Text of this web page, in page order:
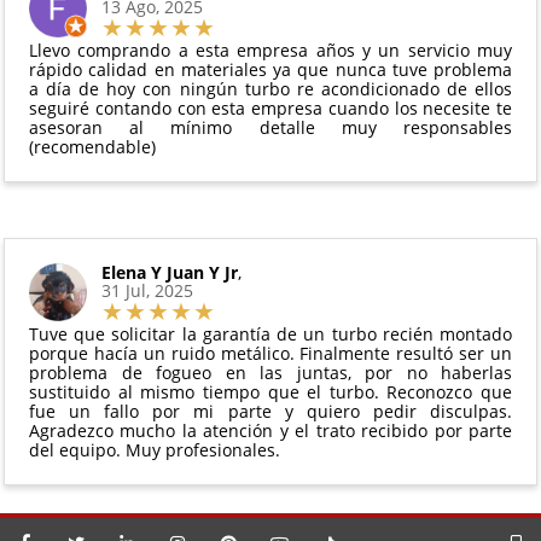
vigente. Consulta nuestras
para más información.
manipulado
Debe devolverse en su
perfectas condiciones
13 Ago, 2025
Llevo comprando a esta empresa años y un servicio muy
rápido calidad en materiales ya que nunca tuve problema
a día de hoy con ningún turbo re acondicionado de ellos
seguiré contando con esta empresa cuando los necesite te
asesoran al mínimo detalle muy responsables
(recomendable)
Elena Y Juan Y Jr,
31 Jul, 2025
Tuve que solicitar la garantía de un turbo recién montado
porque hacía un ruido metálico. Finalmente resultó ser un
problema de fogueo en las juntas, por no haberlas
sustituido al mismo tiempo que el turbo. Reconozco que
fue un fallo por mi parte y quiero pedir disculpas.
Agradezco mucho la atención y el trato recibido por parte
del equipo. Muy profesionales.